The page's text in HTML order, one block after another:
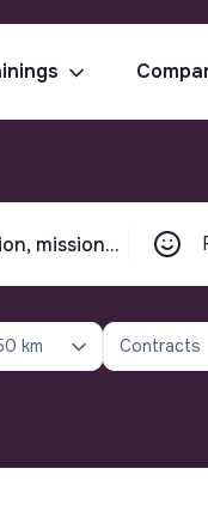
km Contracts